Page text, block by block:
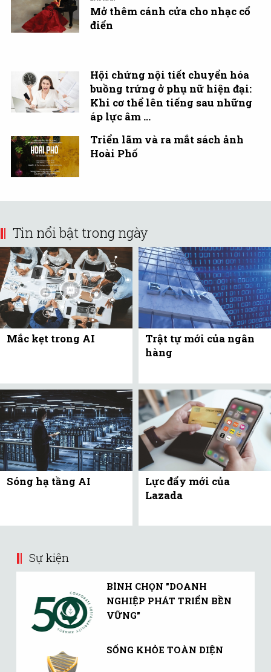
Mở thêm cánh cửa cho nhạc cổ
điển
Hội chứng nội tiết chuyển hóa
buồng trứng ở phụ nữ hiện đại:
Khi cơ thể lên tiếng sau những
áp lực âm ...
Triển lãm và ra mắt sách ảnh
Hoài Phố
Tin nổi bật trong ngày
Mắc kẹt trong AI
Trật tự mới của ngân
hàng
Sóng hạ tầng AI
Lực đẩy mới của
Lazada
Sự kiện
BÌNH CHỌN "DOANH
NGHIỆP PHÁT TRIỂN BỀN
VỮNG"
SỐNG KHỎE TOÀN DIỆN